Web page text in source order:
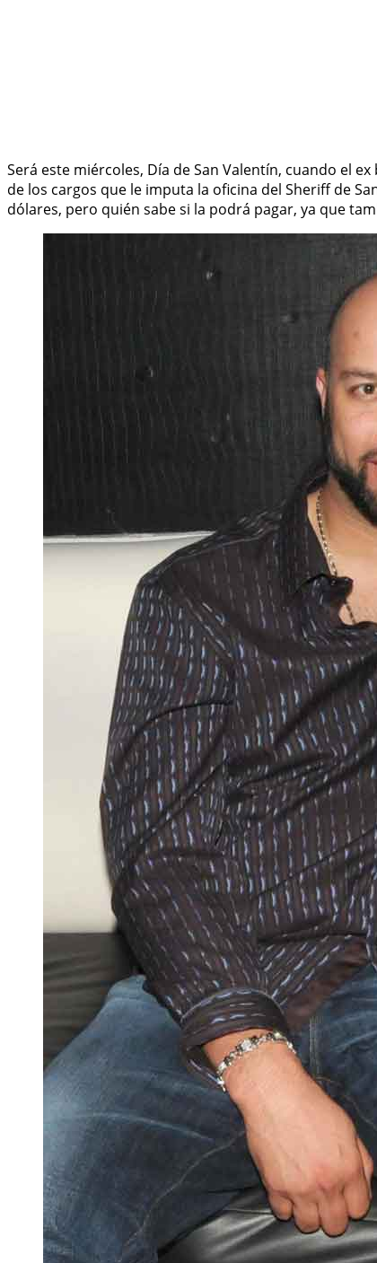
Será este miércoles, Día de San Valentín, cuando el
de los cargos que le imputa la oficina del Sheriff de
dólares, pero quién sabe si la podrá pagar, ya que